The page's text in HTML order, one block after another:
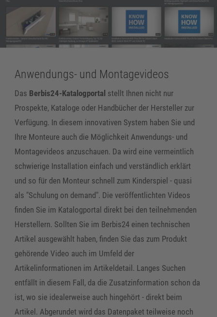
Anwendungs- und Montagevideos
Das Berbis24-Katalogportal stellt Ihnen nicht nur
Prospekte, Kataloge oder Handbücher der Hersteller zur
Verfügung. In diesem innovativen System haben Sie und
Ihre Monteure auch die Möglichkeit Anwendungs- und
Montagevideos anzuschauen. Da wird eine vermeintlich
schwierige Installation einfach und verständlich erklärt
und so für den Monteur schnell zum Kinderspiel - quasi
als "Schulung on demand". Die veröffentlichten Videos
finden Sie im Katalogportal direkt bei den teilnehmenden
Herstellern. Sollten Sie im Berbis24 einen technischen
Artikel ausgewählt haben, finden Sie das zum Produkt
gehörende Video auch im Umfeld der
Artikelinformationen im Artikeldetail. Langes Suchen
entfällt in diesem Fall, da die Zusatzinformation schon da
ist, wo sie idealerweise auch hingehört - direkt beim
Artikel. Abgerundet wird das Datenpaket teilweise noch